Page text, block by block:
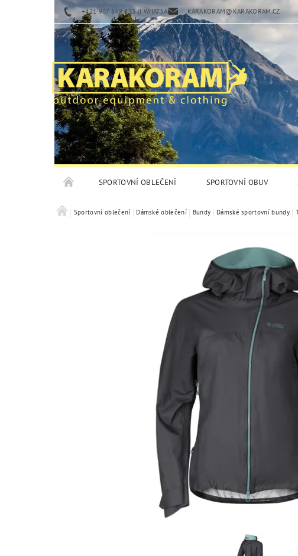
+421 907 849 453 (I WHATSAPP) KARAKORAM@KARAKORAM.CZ
SPORTOVNÍ OBLEČENÍ SPORTOVNÍ OBUV
Sportovní oblečení Dámské oblečení Bundy Dámské sportovní bundy